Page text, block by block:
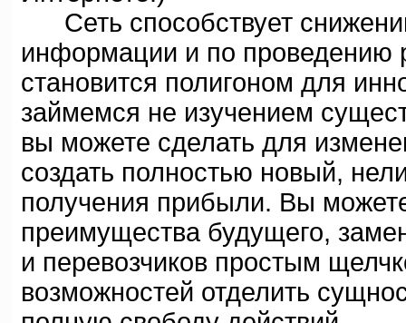
Сеть способствует
информации и по проведению
становится полигоном для
займемся не изучением
вы можете сделать для
создать полностью новый,
получения прибыли. Вы
преимущества будущего,
и перевозчиков простым
возможностей отделить